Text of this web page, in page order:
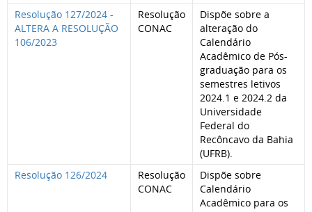
Resolução 127/2024 -
ALTERA A RESOLUÇÃO
106/2023
Resolução
CONAC
Dispõe sobre a
alteração do
Calendário
Acadêmico de Pós-
graduação para os
semestres letivos
2024.1 e 2024.2 da
Universidade
Federal do
Recôncavo da Bahia
(UFRB).
Resolução 126/2024
Resolução
CONAC
Dispõe sobre
Calendário
Acadêmico para os